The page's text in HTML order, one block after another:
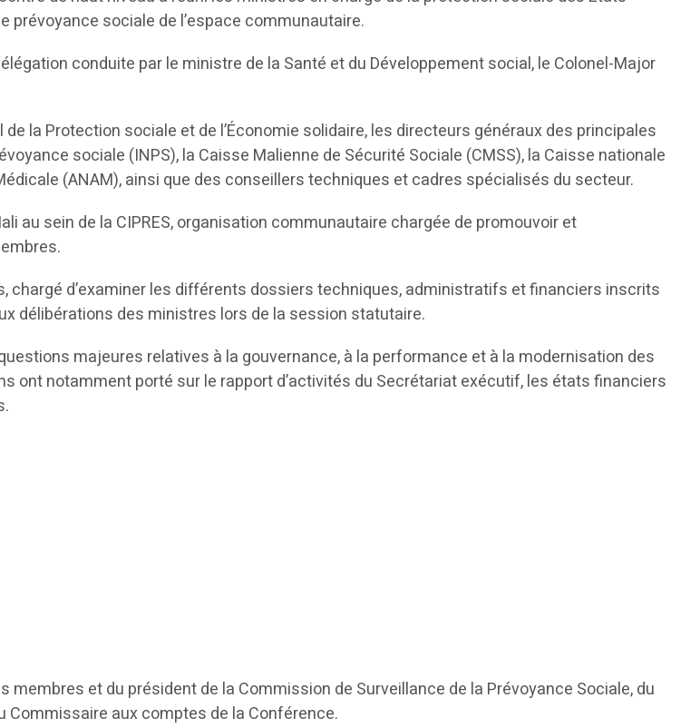
sociale de l’espace communautaire.
conduite par le ministre de la Santé et du Développement social, le Colonel-Major
la Protection sociale et de l’Économie solidaire, les directeurs généraux des principales
sociale (INPS), la Caisse Malienne de Sécurité Sociale (CMSS), la Caisse nationale
(ANAM), ainsi que des conseillers techniques et cadres spécialisés du secteur.
au sein de la CIPRES, organisation communautaire chargée de promouvoir et
chargé d’examiner les différents dossiers techniques, administratifs et financiers inscrits
délibérations des ministres lors de la session statutaire.
majeures relatives à la gouvernance, à la performance et à la modernisation des
ont notamment porté sur le rapport d’activités du Secrétariat exécutif, les états financiers
et du président de la Commission de Surveillance de la Prévoyance Sociale, du
Commissaire aux comptes de la Conférence.